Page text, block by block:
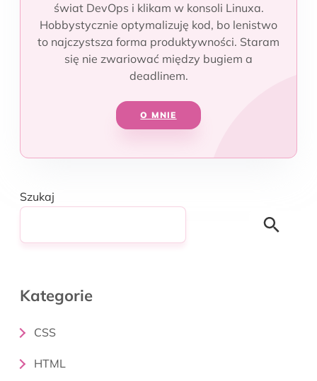
świat DevOps i klikam w konsoli Linuxa.
Hobbystycznie optymalizuję kod, bo lenistwo
to najczystsza forma produktywności. Staram
się nie zwariować między bugiem a
deadlinem.
O MNIE
Szukaj
Search
Kategorie
CSS
HTML